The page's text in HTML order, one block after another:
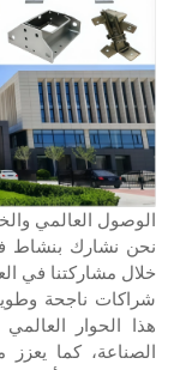
الوصول العالمي
نحن نشارك بنشاط
خلال مشاركتنا في
شراكات ناجحة
هذا الحوار
الصناعة، كما يعزز